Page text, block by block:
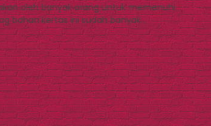
oleh banyak orang untuk memenuhi
bahan kertas ini sudah banyak…